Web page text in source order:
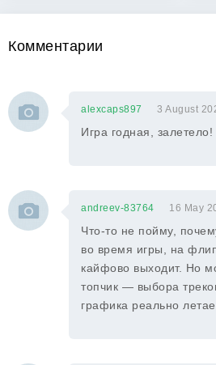
Комментарии
alexcaps897 3 August
Игра годная, залетело!
andreev-83764 16 May
Что-то не пойму,
во время игры, на
кайфово выходит. Но
топчик — выбора
графика реально